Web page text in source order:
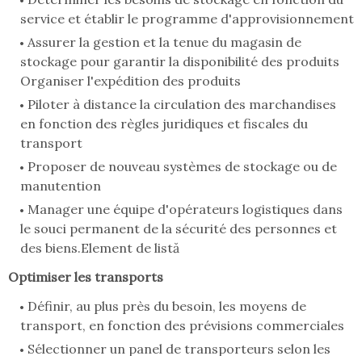
service et établir le programme d'approvisionnement
Assurer la gestion et la tenue du magasin de
stockage pour garantir la disponibilité des produits
Organiser l'expédition des produits
Piloter à distance la circulation des marchandises
en fonction des règles juridiques et fiscales du
transport
Proposer de nouveau systèmes de stockage ou de
manutention
Manager une équipe d'opérateurs logistiques dans
le souci permanent de la sécurité des personnes et
des biens.Element de listă
Optimiser les transports
Définir, au plus près du besoin, les moyens de
transport, en fonction des prévisions commerciales
Sélectionner un panel de transporteurs selon les